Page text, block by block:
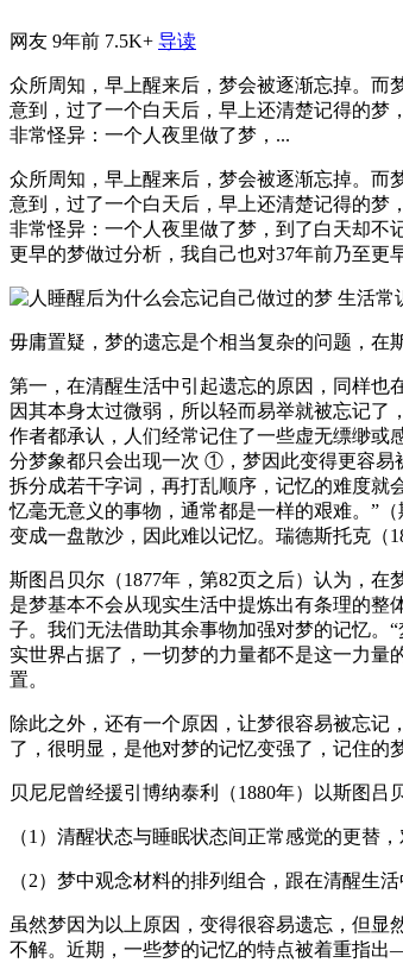
网友 9年前 7.5K+ 导读
众所周知，早上醒来后，梦会被逐渐忘掉。而
意到，过了一个白天后，早上还清楚记得的梦
非常怪异：一个人夜里做了梦，...
众所周知，早上醒来后，梦会被逐渐忘掉。而
意到，过了一个白天后，早上还清楚记得的梦
非常怪异：一个人夜里做了梦，到了白天却不
更早的梦做过分析，我自己也对37年前乃至更
毋庸置疑，梦的遗忘是个相当复杂的问题，在
第一，在清醒生活中引起遗忘的原因，同样也
因其本身太过微弱，所以轻而易举就被忘记了
作者都承认，人们经常记住了一些虚无缥缈或
分梦象都只会出现一次 ①，梦因此变得更容易
拆分成若干字词，再打乱顺序，记忆的难度就
忆毫无意义的事物，通常都是一样的艰难。”
变成一盘散沙，因此难以记忆。瑞德斯托克（
斯图吕贝尔（1877年，第82页之后）认为，
是梦基本不会从现实生活中提炼出有条理的整
子。我们无法借助其余事物加强对梦的记忆。
实世界占据了，一切梦的力量都不是这一力量
置。
除此之外，还有一个原因，让梦很容易被忘
了，很明显，是他对梦的记忆变强了，记住的
贝尼尼曾经援引博纳泰利（1880年）以斯图吕
（1）清醒状态与睡眠状态间正常感觉的更替
（2）梦中观念材料的排列组合，跟在清醒生
虽然梦因为以上原因，变得很容易遗忘，但
不解。近期，一些梦的记忆的特点被着重指